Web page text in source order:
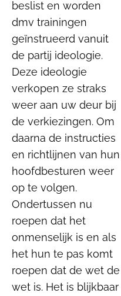
beslist en worden
dmv trainingen
geïnstrueerd vanuit
de partij ideologie.
Deze ideologie
verkopen ze straks
weer aan uw deur bij
de verkiezingen. Om
daarna de instructies
en richtlijnen van hun
hoofdbesturen weer
op te volgen.
Ondertussen nu
roepen dat het
onmenselijk is en als
het hun te pas komt
roepen dat de wet de
wet is. Het is blijkbaar